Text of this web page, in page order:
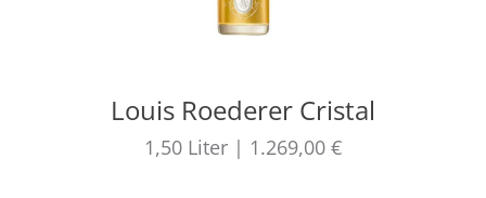
Louis Roederer Cristal
1,50 Liter | 1.269,00 €